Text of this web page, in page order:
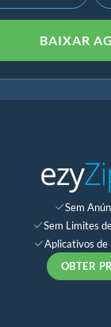
BAIXAR
Sem
Sem Limites
Aplicativos de
OBTER